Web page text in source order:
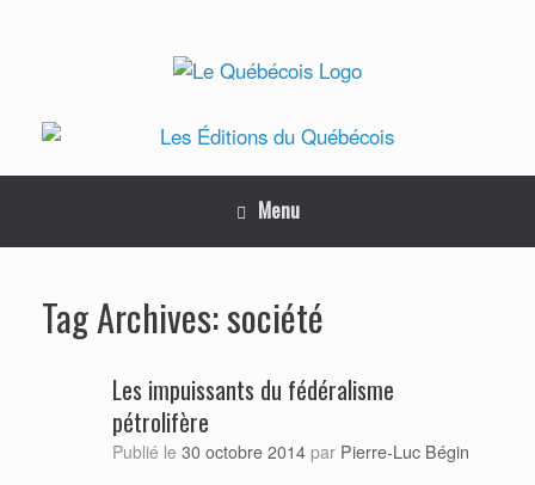
Menu
Tag Archives:société
Les impuissants du fédéralisme
pétrolifère
Publié le 30 octobre 2014 par Pierre-Luc Bégin